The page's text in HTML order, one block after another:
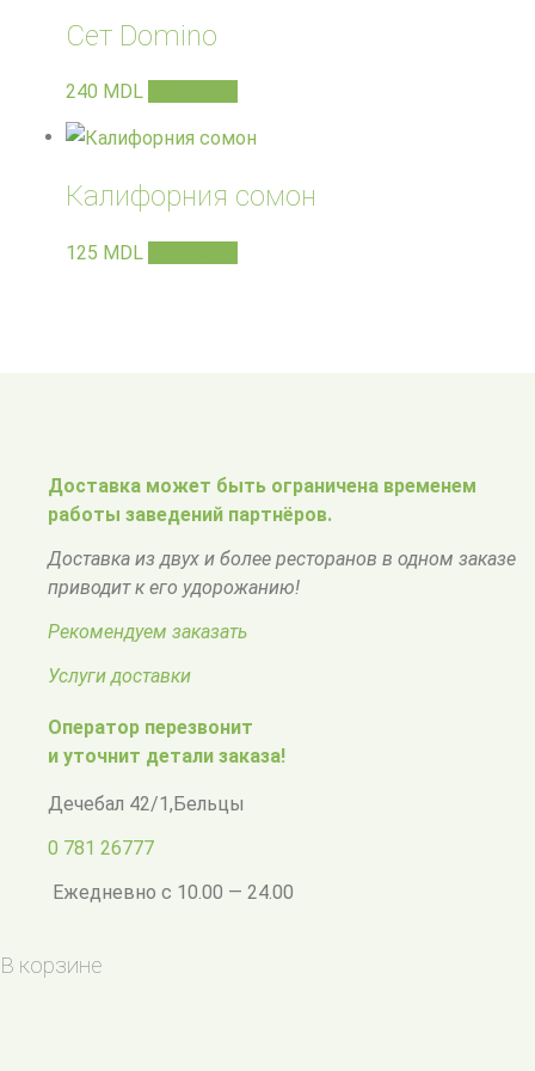
Сет Domino
240 MDL
Калифорния сомон
125 MDL
Доставка может быть ограничена временем
работы заведений партнёров.
Доставка из двух и более ресторанов в одном заказе
приводит к его удорожанию!
Рекомендуем заказать
Услуги доставки
Оператор перезвонит
и уточнит детали заказа!
Дечебал 42/1,Бельцы
0 781 26777
Ежедневно с 10.00 — 24.00
В корзине